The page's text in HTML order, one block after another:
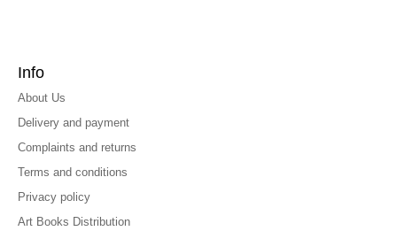
Info
About Us
Delivery and payment
Complaints and returns
Terms and conditions
Privacy policy
Art Books Distribution